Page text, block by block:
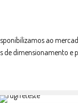
ao
dimensionamento